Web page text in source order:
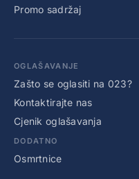
Promo sadržaj
OGLAŠAVANJE
Zašto se oglasiti na 023?
Kontaktirajte nas
Cjenik oglašavanja
DODATNO
Osmrtnice